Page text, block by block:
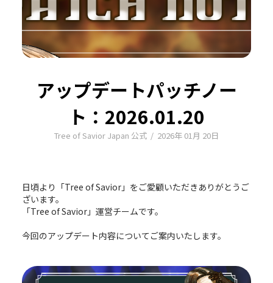
アップデートパッチノー
ト：2026.01.20
Tree of Savior Japan 公式 / 2026年 01月 20日
日頃より「Tree of Savior」をご愛顧いただきありがとうご
ざいます。
「Tree of Savior」運営チームです。
今回のアップデート内容についてご案内いたします。